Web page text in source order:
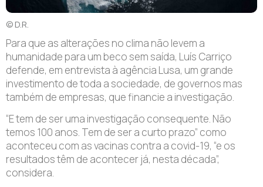
© D.R.
Para que as alterações no clima não levem a
humanidade para um beco sem saída, Luís Carriço
defende, em entrevista à agência Lusa, um grande
investimento de toda a sociedade, de governos mas
também de empresas, que financie a investigação.
“E tem de ser uma investigação consequente. Não
temos 100 anos. Tem de ser a curto prazo” como
aconteceu com as vacinas contra a covid-19, “e os
resultados têm de acontecer já, nesta década”,
considera.